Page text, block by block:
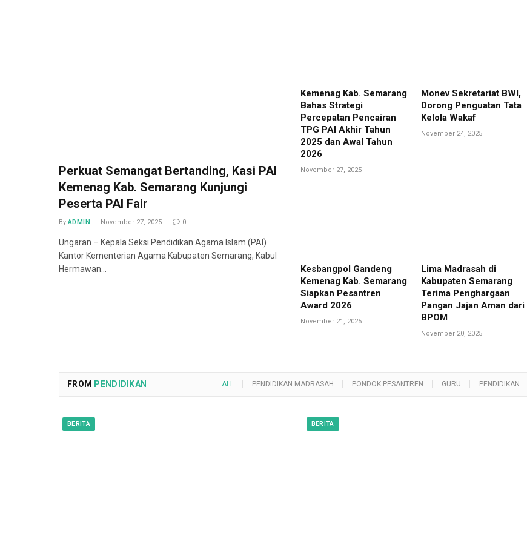
Perkuat Semangat Bertanding, Kasi PAI
Kemenag Kab. Semarang Kunjungi
Peserta PAI Fair
By ADMIN November 27, 2025 0
Ungaran – Kepala Seksi Pendidikan Agama Islam (PAI)
Kantor Kementerian Agama Kabupaten Semarang, Kabul
Hermawan…
Kemenag Kab. Semarang
Bahas Strategi
Percepatan Pencairan
TPG PAI Akhir Tahun
2025 dan Awal Tahun
2026
November 27, 2025
Monev Sekretariat BWI,
Dorong Penguatan Tata
Kelola Wakaf
November 24, 2025
Kesbangpol Gandeng
Kemenag Kab. Semarang
Siapkan Pesantren
Award 2026
November 21, 2025
Lima Madrasah di
Kabupaten Semarang
Terima Penghargaan
Pangan Jajan Aman dari
BPOM
November 20, 2025
FROM PENDIDIKAN ALL PENDIDIKAN MADRASAH PONDOK PESANTREN GURU PENDIDIKAN
BERITA BERITA